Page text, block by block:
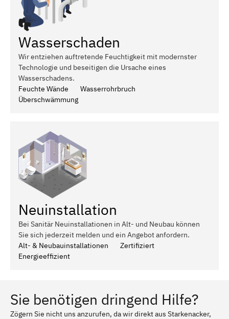
Wasserschaden
Wir entziehen auftretende Feuchtigkeit mit modernster
Technologie und beseitigen die Ursache eines
Wasserschadens.
Feuchte Wände
Wasserrohrbruch
Überschwämmung
Neuinstallation
Bei Sanitär Neuinstallationen in Alt- und Neubau können
Sie sich jederzeit melden und ein Angebot anfordern.
Alt- & Neubauinstallationen
Zertifiziert
Energieeffizient
Sie benötigen dringend Hilfe?
Zögern Sie nicht uns anzurufen, da wir direkt aus Starkenacker,